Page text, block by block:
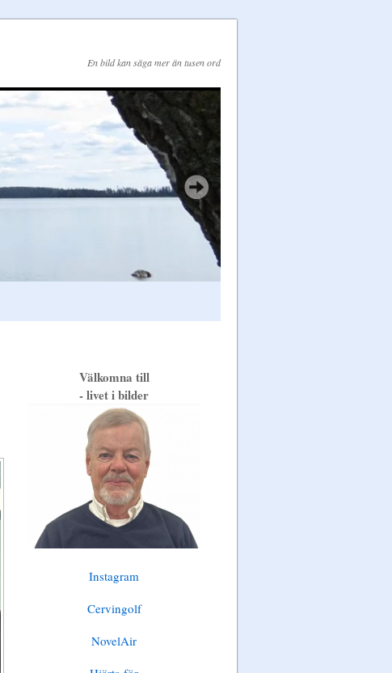
En bild kan säga mer än tusen ord
Välkomna till
- livet i bilder
Instagram
Cervingolf
NovelAir